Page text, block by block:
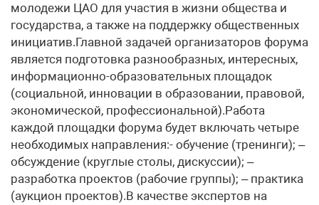
молодежи ЦАО для участия в жизни общества и
государства, а также на поддержку общественных
инициатив.Главной задачей организаторов форума
является подготовка разнообразных, интересных,
информационно-образовательных площадок
(социальной, инновации в образовании, правовой,
экономической, профессиональной).Работа
каждой площадки форума будет включать четыре
необходимых направления:- обучение (тренинги); –
обсуждение (круглые столы, дискуссии); –
разработка проектов (рабочие группы); – практика
(аукцион проектов).В качестве экспертов на